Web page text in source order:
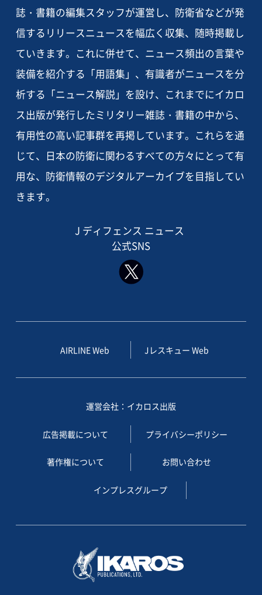
誌・書籍の編集スタッフが運営し、防衛省などが発
信するリリースニュースを幅広く収集、随時掲載し
ていきます。これに併せて、ニュース頻出の言葉や
装備を紹介する「用語集」、有識者がニュースを分
析する「ニュース解説」を設け、これまでにイカロ
ス出版が発行したミリタリー雑誌・書籍の中から、
有用性の高い記事群を再掲しています。これらを通
じて、日本の防衛に関わるすべての方々にとって有
用な、防衛情報のデジタルアーカイブを目指してい
きます。
J ディフェンス ニュース
公式SNS
AIRLINE Web Jレスキュー Web
運営会社：イカロス出版
広告掲載について プライバシーポリシー
著作権について お問い合わせ
インプレスグループ